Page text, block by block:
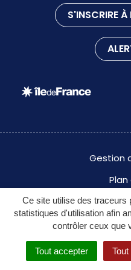
Ce site utilise des traceurs
statistiques d'utilisation afin
contrôler ceux que
Tout accepter
S'INSCRIRE À
Gestion
Politique de
Accessibilité :